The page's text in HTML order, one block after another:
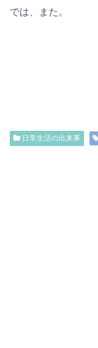
では、また。
日常生活の出来事